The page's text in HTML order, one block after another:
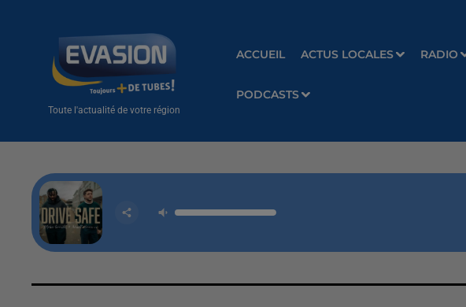
Toute l'actualité de votre région
ACCUEIL ACTUS LOCALES RADIO
PODCASTS